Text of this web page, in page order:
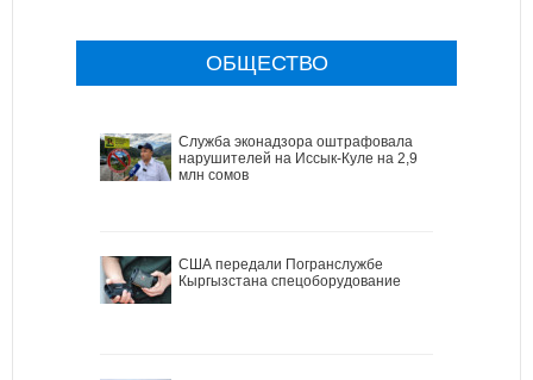
ОБЩЕСТВО
Служба эконадзора оштрафовала
нарушителей на Иссык-Куле на 2,9
млн сомов
США передали Погранслужбе
Кыргызстана спецоборудование